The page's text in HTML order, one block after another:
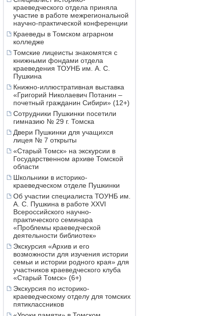
краеведческого отдела приняла
участие в работе межрегиональной
научно-практической конференции
Краеведы в Томском аграрном
колледже
Томские лицеисты знакомятся с
книжными фондами отдела
краеведения ТОУНБ им. А. С.
Пушкина
Книжно-иллюстративная выставка
«Григорий Николаевич Потанин –
почетный гражданин Сибири» (12+)
Сотрудники Пушкинки посетили
гимназию № 29 г. Томска
Двери Пушкинки для учащихся
лицея № 7 открыты
«Старый Томск» на экскурсии в
Государственном архиве Томской
области
Школьники в историко-
краеведческом отделе Пушкинки
Об участии специалиста ТОУНБ им.
А. С. Пушкина в работе XXVI
Всероссийского научно-
практического семинара
«Проблемы краеведческой
деятельности библиотек»
Экскурсия «Архив и его
возможности для изучения истории
семьи и истории родного края» для
участников краеведческого клуба
«Старый Томск» (6+)
Экскурсия по историко-
краеведческому отделу для томских
пятиклассников